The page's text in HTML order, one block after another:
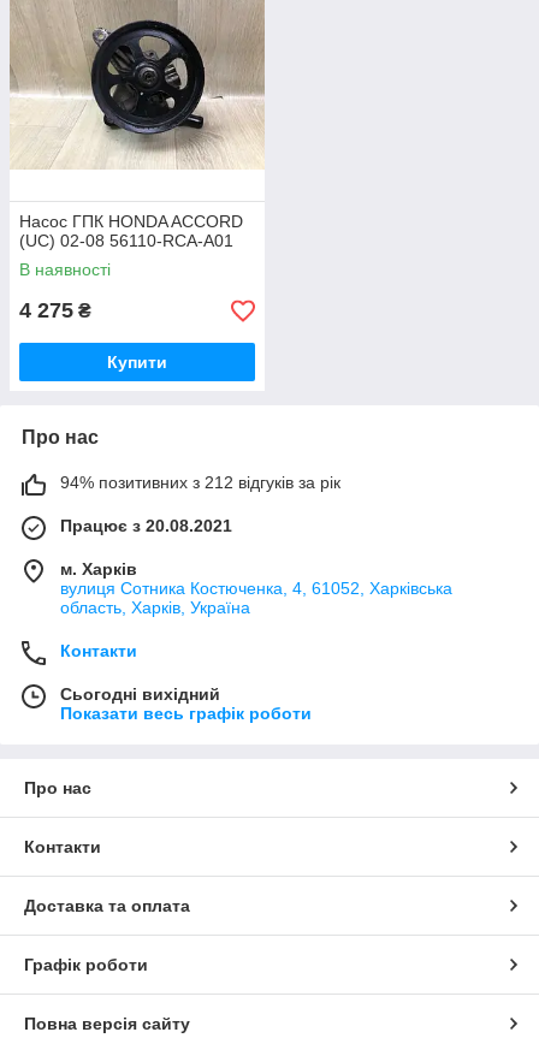
Насос ГПК HONDA ACCORD
(UC) 02-08 56110-RCA-A01
В наявності
4 275 ₴
Купити
Про нас
94% позитивних з 212 відгуків за рік
Працює з 20.08.2021
м. Харків
вулиця Сотника Костюченка, 4, 61052, Харківська
область, Харків, Україна
Контакти
Сьогодні вихідний
Показати весь графік роботи
Про нас
Контакти
Доставка та оплата
Графік роботи
Повна версія сайту